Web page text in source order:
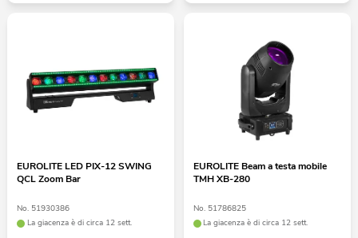
EUROLITE LED PIX-12 SWING
QCL Zoom Bar
No. 51930386
La giacenza è di circa 12 sett.
EUROLITE Beam a testa mobile
TMH XB-280
No. 51786825
La giacenza è di circa 12 sett.